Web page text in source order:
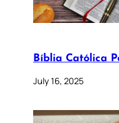
Bíblia Católica
July 16, 2025